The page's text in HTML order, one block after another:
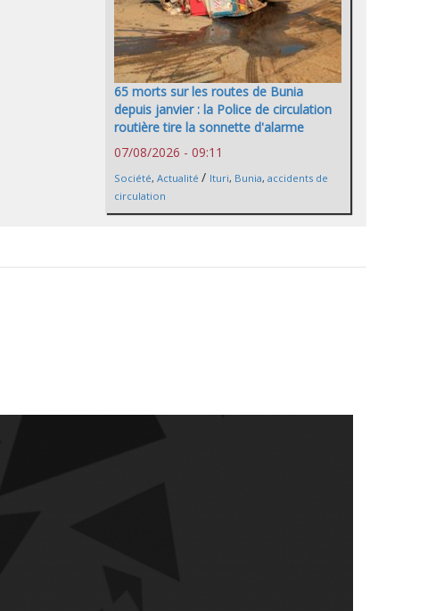
65 morts sur les routes de Bunia
depuis janvier : la Police de circulation
routière tire la sonnette d'alarme
07/08/2026 - 09:11
Société, Actualité / Ituri, Bunia, accidents de
circulation